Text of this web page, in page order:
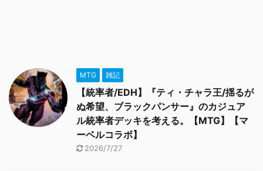
MTG 雑記
【統率者/EDH】『ティ・チャラ王/揺るが
ぬ希望、ブラックパンサー』のカジュア
ル統率者デッキを考える。【MTG】【マ
ーベルコラボ】
2026/7/27